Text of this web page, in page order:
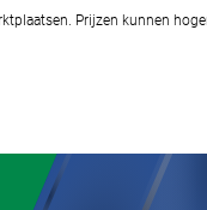
Prijzen kunnen